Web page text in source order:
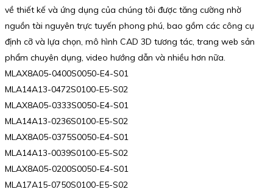
về thiết kế và ứng dụng của chúng tôi được tăng cường nhờ
nguồn tài nguyên trực tuyến phong phú, bao gồm các công cụ
định cỡ và lựa chọn, mô hình CAD 3D tương tác, trang web sản
phẩm chuyên dụng, video hướng dẫn và nhiều hơn nữa.
MLAX8A05-0400S0050-E4-S01
MLA14A13-0472S0100-E5-S02
MLAX8A05-0333S0050-E4-S01
MLA14A13-0236S0100-E5-S02
MLAX8A05-0375S0050-E4-S01
MLA14A13-0039S0100-E5-S02
MLAX8A05-0200S0050-E4-S01
MLA17A15-0750S0100-E5-S02